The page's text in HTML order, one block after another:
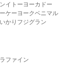
イトーヨーカドー
ケー ヨークベニマル
いかり フジグラン
ファイン